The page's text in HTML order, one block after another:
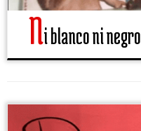
Ni blanco ni negro